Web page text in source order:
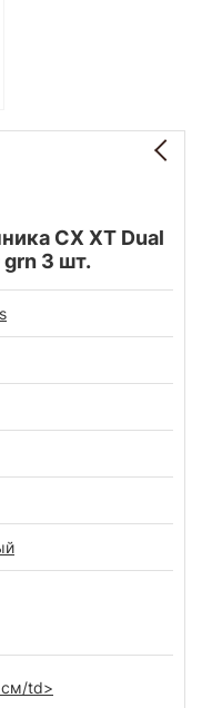
CX XT Dual
grn 3 шт.
см/td>